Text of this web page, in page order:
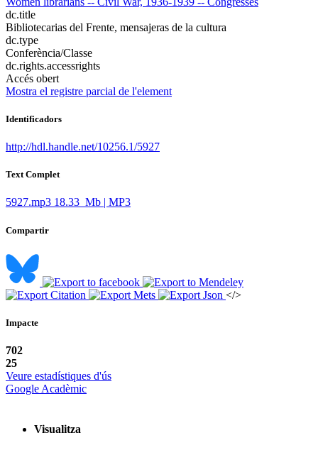
dc.title
Bibliotecarias del Frente, mensajeras de la cultura
dc.type
Conferència/Classe
dc.rights.accessrights
Accés obert
Mostra el registre parcial de l'element
Identificadors
http://hdl.handle.net/10256.1/5927
Text Complet
5927.mp3 18.33 Mb | MP3
Compartir
</>
Impacte
702
25
Veure estadístiques d'ús
Google Acadèmic
Visualitza